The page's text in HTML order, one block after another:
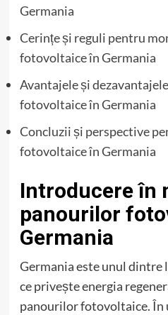
Germania
Cerințe și reguli pentru
fotovoltaice în Germania
Avantajele și
fotovoltaice în Germania
Concluzii și perspective
fotovoltaice în Germania
Introducere în
panourilor
Germania
Germania este unul dintre
ce privește energia
panourilor fotovoltaice.